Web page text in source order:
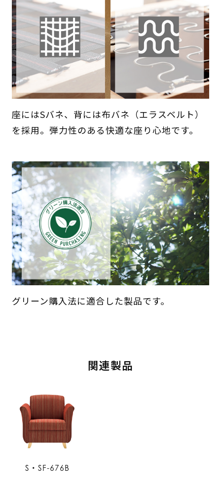
座にはSバネ、背には布バネ（エラスベルト）
を採用。弾力性のある快適な座り心地です。
グリーン購入法に適合した製品です。
関連製品
S・SF-676B